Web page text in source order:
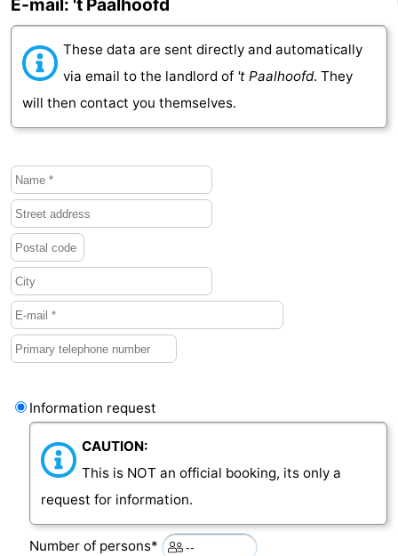
Vlaanderen
-
Nieuwvliet
Nature
Het
Zwin
Weather
Contact
us
E-mail: 't Paalhoofd
These data are sent directly and automatically
via email to the landlord of 't Paalhoofd. They
will then contact you themselves.
Information request
CAUTION:
This is NOT an official booking, its only a
request for information.
Number of persons*